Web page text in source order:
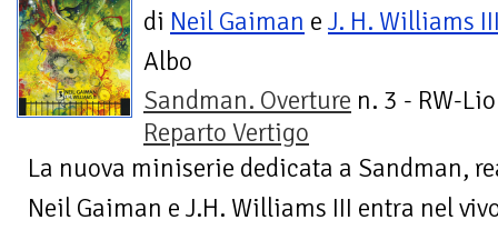
di Neil Gaiman e J. H. Williams
Albo
Sandman. Overture n. 3 - RW-
Reparto Vertigo
La nuova miniserie dedicata a Sandman,
Neil Gaiman e J.H. Williams III entra nel